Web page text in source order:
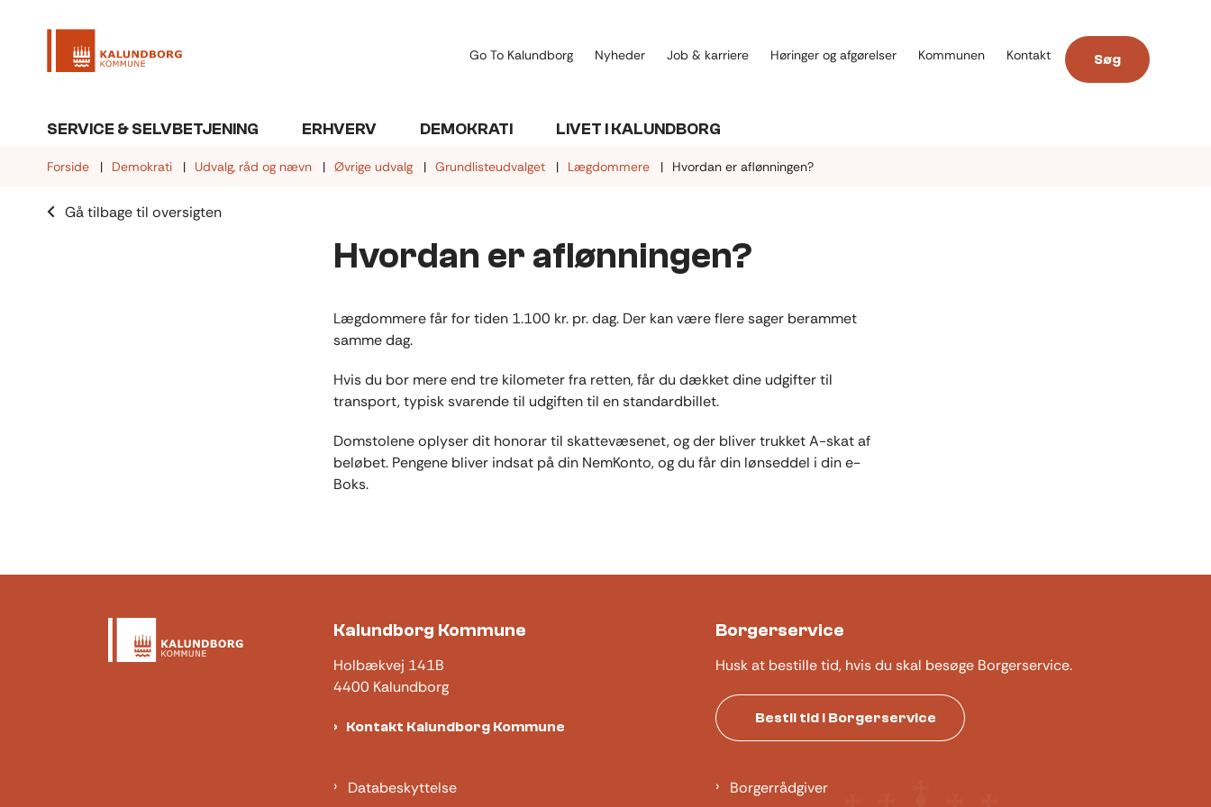
Go To Kalundborg Nyheder Job & karriere Høringer og afgørelser Kommunen Kontakt Søg
SERVICE & SELVBETJENING ERHVERV DEMOKRATI LIVET I KALUNDBORG
Forside Demokrati Udvalg, råd og nævn Øvrige udvalg Grundlisteudvalget Lægdommere Hvordan er aflønningen?
Gå tilbage til oversigten
Hvordan er aflønningen?
Lægdommere får for tiden 1.100 kr. pr. dag. Der kan være flere sager berammet
samme dag.
Hvis du bor mere end tre kilometer fra retten, får du dækket dine udgifter til
transport, typisk svarende til udgiften til en standardbillet.
Domstolene oplyser dit honorar til skattevæsenet, og der bliver trukket A-skat af
beløbet. Pengene bliver indsat på din NemKonto, og du får din lønseddel i din e-
Boks.
Kalundborg Kommune
Holbækvej 141B
4400 Kalundborg
Kontakt Kalundborg Kommune
Borgerservice
Husk at bestille tid, hvis du skal besøge Borgerservice.
Bestil tid i Borgerservice
Databeskyttelse Borgerrådgiver